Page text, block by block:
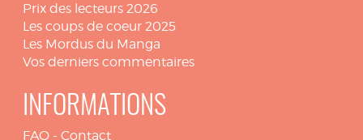
Prix des lecteurs 2026
Les coups de coeur 2025
Les Mordus du Manga
Vos derniers commentaires
INFORMATIONS
FAQ - Contact